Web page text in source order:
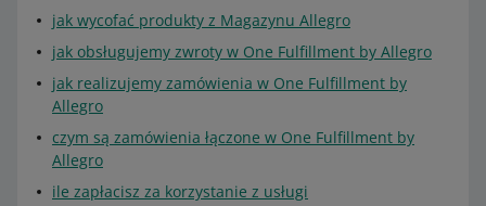
jak wycofać produkty z Magazynu Allegro
jak obsługujemy zwroty w One Fulfillment by Allegro
jak realizujemy zamówienia w One Fulfillment by
Allegro
czym są zamówienia łączone w One Fulfillment by
Allegro
ile zapłacisz za korzystanie z usługi